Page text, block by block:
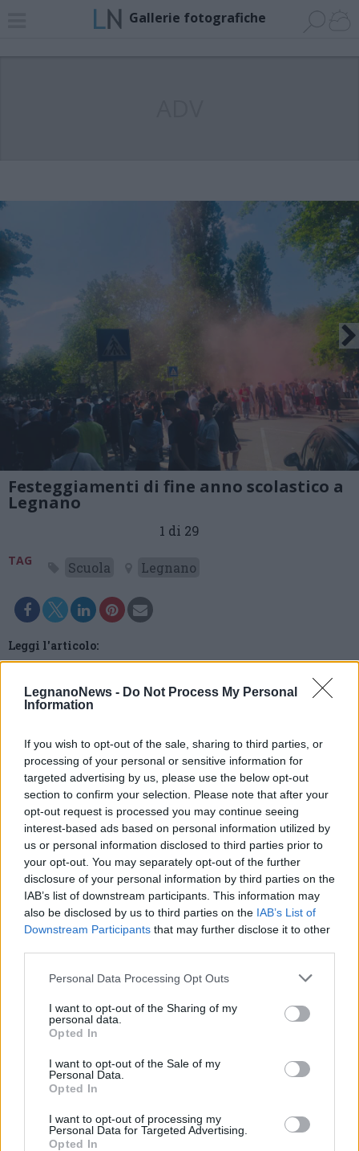
LegnanoNews - Do Not Process My Personal
Information
If you wish to opt-out of the sale, sharing to third parties, or
processing of your personal or sensitive information for
targeted advertising by us, please use the below opt-out
section to confirm your selection. Please note that after your
opt-out request is processed you may continue seeing
interest-based ads based on personal information utilized by
us or personal information disclosed to third parties prior to
your opt-out. You may separately opt-out of the further
disclosure of your personal information by third parties on the
IAB’s list of downstream participants. This information may
also be disclosed by us to third parties on the IAB’s List of
Downstream Participants that may further disclose it to other
Personal Data Processing Opt Outs
I want to opt-out of the Sharing of my
personal data.
Opted In
I want to opt-out of the Sale of my
Personal Data.
Opted In
I want to opt-out of processing my
Personal Data for Targeted Advertising.
Opted In
Gallerie fotografiche
Festeggiamenti di fine anno scolastico a
Legnano
1 di 29
TAG Scuola Legnano
Leggi l'articolo:
Ultimo giorno di scuola: musica, fumogeni e caroselli per
Commenti
articolo.
L'email è richiesta ma non verrà mostrata ai visitatori. Il contenuto di questo
commento esprime il pensiero dell'autore e non rappresenta la linea editoriale
commenti non sono testi giornalistici, ma post inviati dai singoli lettori che
possono essere automaticamente pubblicati senza filtro preventivo. I commenti
che includano uno o più link a siti esterni verranno rimossi in automatico dal